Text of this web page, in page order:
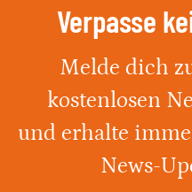
in
einen VW
Verpasse
Melde dich
kostenlosen
und erhalte
News-